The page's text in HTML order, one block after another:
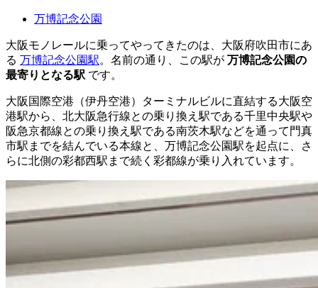
万博記念公園
大阪モノレールに乗ってやってきたのは、大阪府吹田市にあ
る 万博記念公園駅。名前の通り、この駅が 万博記念公園の
最寄りとなる駅 です。
大阪国際空港（伊丹空港）ターミナルビルに直結する大阪空
港駅から、北大阪急行線との乗り換え駅である千里中央駅や
阪急京都線との乗り換え駅である南茨木駅などを通って門真
市駅までを結んでいる本線と、万博記念公園駅を起点に、さ
らに北側の彩都西駅まで続く彩都線が乗り入れています。